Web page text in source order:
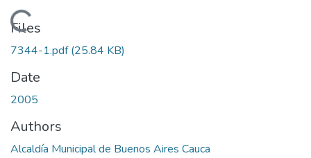
Loading...
Files
7344-1.pdf(25.84 KB)
Date
2005
Authors
Alcaldía Municipal de Buenos Aires Cauca